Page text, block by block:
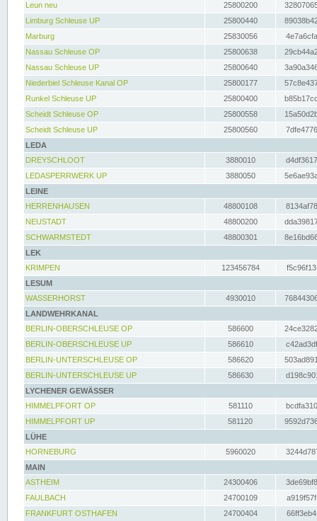
Leun neu
25800200
Limburg Schleuse UP
25800440
Marburg
25830056
Nassau Schleuse OP
25800638
Nassau Schleuse UP
25800640
Niederbiel Schleuse Kanal OP
25800177
Runkel Schleuse UP
25800400
Scheidt Schleuse OP
25800558
Scheidt Schleuse UP
25800560
LEDA
DREYSCHLOOT
3880010
LEDASPERRWERK UP
3880050
LEINE
HERRENHAUSEN
48800108
NEUSTADT
48800200
SCHWARMSTEDT
48800301
LEK
KRIMPEN
123456784
LESUM
WASSERHORST
4930010
LANDWEHRKANAL
BERLIN-OBERSCHLEUSE OP
586600
BERLIN-OBERSCHLEUSE UP
586610
BERLIN-UNTERSCHLEUSE OP
586620
BERLIN-UNTERSCHLEUSE UP
586630
LYCHENER GEWÄSSER
HIMMELPFORT OP
581110
HIMMELPFORT UP
581120
LÜHE
HORNEBURG
5960020
MAIN
ASTHEIM
24300406
FAULBACH
24700109
FRANKFURT OSTHAFEN
24700404